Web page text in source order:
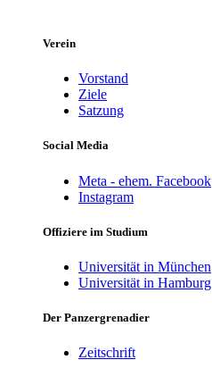
Verein
Vorstand
Ziele
Satzung
Social Media
Meta - ehem. Facebook
Instagram
Offiziere im Studium
Universität in München
Universität in Hamburg
Der Panzergrenadier
Zeitschrift